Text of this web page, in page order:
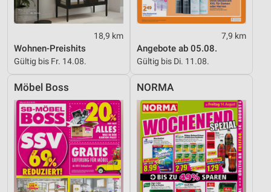
18,9 km
Wohnen-Preishits
Gültig bis Fr. 14.08.
7,9 km
Angebote ab 05.08.
Gültig bis Di. 11.08.
Möbel Boss NORMA